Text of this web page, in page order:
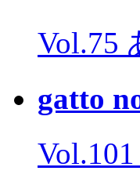
Vol.75
gatto